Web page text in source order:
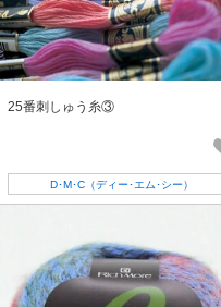
25番刺しゅう糸③
D･M･C（ディー･エム･シー）